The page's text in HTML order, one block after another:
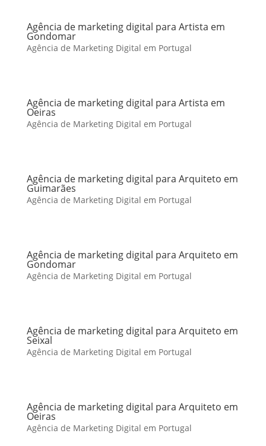
Agência de marketing digital para Artista em
Gondomar
Agência de Marketing Digital em Portugal
Agência de marketing digital para Artista em
Oeiras
Agência de Marketing Digital em Portugal
Agência de marketing digital para Arquiteto em
Guimarães
Agência de Marketing Digital em Portugal
Agência de marketing digital para Arquiteto em
Gondomar
Agência de Marketing Digital em Portugal
Agência de marketing digital para Arquiteto em
Seixal
Agência de Marketing Digital em Portugal
Agência de marketing digital para Arquiteto em
Oeiras
Agência de Marketing Digital em Portugal